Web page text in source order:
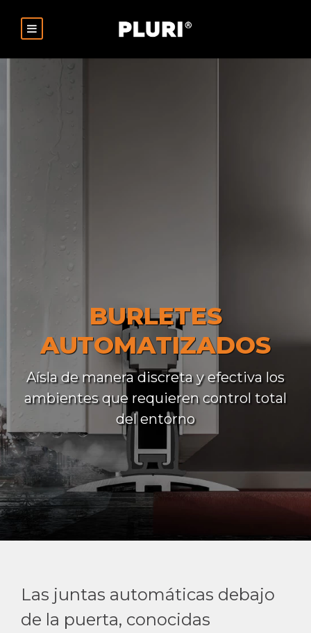
BURLETES
AUTOMATIZADOS
Aísla de manera discreta y efectiva los
ambientes que requieren control total
del entorno
Las juntas automáticas debajo
de la puerta, conocidas